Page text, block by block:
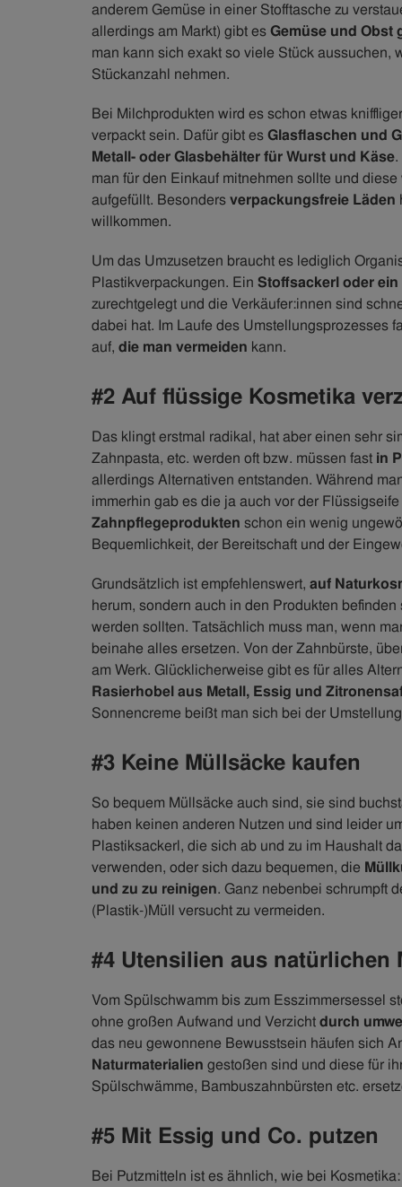
anderem Gemüse in einer Stofftasche zu
allerdings am Markt) gibt esGemüse und Obst
man kann sich exakt so viele Stück aussuchen,
Stückanzahl nehmen.
Bei Milchprodukten wird es schon etwas
verpackt sein. Dafür gibt esGlasflaschen und
Metall- oder Glasbehälter für Wurst und Käse
man für den Einkauf mitnehmen sollte und
aufgefüllt. Besondersverpackungsfreie Läden
willkommen.
Um das Umzusetzen braucht es lediglich
Plastikverpackungen. Ein Stoffsackerl oder
zurechtgelegt und die Verkäufer:innen sind
dabei hat. Im Laufe des Umstellungsprozesses
auf, die man vermeiden kann.
#2 Auf flüssige Kosmetika
Das klingt erstmal radikal, hat aber einen sehr
Zahnpasta, etc. werden oft bzw. müssen fast in
allerdings Alternativen entstanden. Während
immerhin gab es die ja auch vor der
Zahnpflegeprodukten schon ein wenig
Bequemlichkeit, der Bereitschaft und der
Grundsätzlich ist empfehlenswert, auf
herum, sondern auch in den Produkten
werden sollten. Tatsächlich muss man, wenn
beinahe alles ersetzen. Von der Zahnbürste,
am Werk. Glücklicherweise gibt es für alles
Rasierhobel aus Metall, Essig und
Sonnencreme beißt man sich bei der
#3 Keine Müllsäcke kaufen
So bequem Müllsäcke auch sind, sie sind
haben keinen anderen Nutzen und sind leider
Plastiksackerl, die sich ab und zu im Haushalt
verwenden, oder sich dazu bequemen, die
und zu zu reinigen. Ganz nebenbei schrumpft
(Plastik-)Müll versucht zu vermeiden.
#4 Utensilien aus natürlichen
Vom Spülschwamm bis zum Esszimmersessel
ohne großen Aufwand und Verzichtdurch
das neu gewonnene Bewusstsein häufen sich
Naturmaterialien gestoßen sind und diese für
Spülschwämme, Bambuszahnbürsten etc.
#5 Mit Essig und Co. putzen
Bei Putzmitteln ist es ähnlich, wie bei